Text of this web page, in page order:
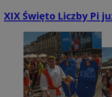
XIX Święto Liczby Pi